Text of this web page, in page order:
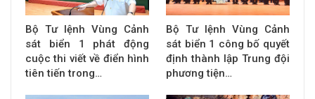
Bộ Tư lệnh Vùng Cảnh
sát biển 1 phát động
cuộc thi viết về điển hình
tiên tiến trong…
Bộ Tư lệnh Vùng Cảnh
sát biển 1 công bố quyết
định thành lập Trung đội
phương tiện…